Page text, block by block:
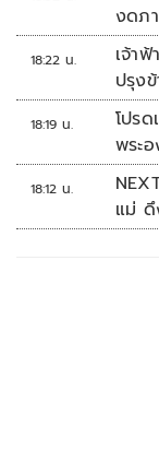
งดภ
18:22 น.
เจ้า
ปรุง
18:19 น.
โปรด
พระ
18:12 น.
แม่ ดึ
รณ์ช้